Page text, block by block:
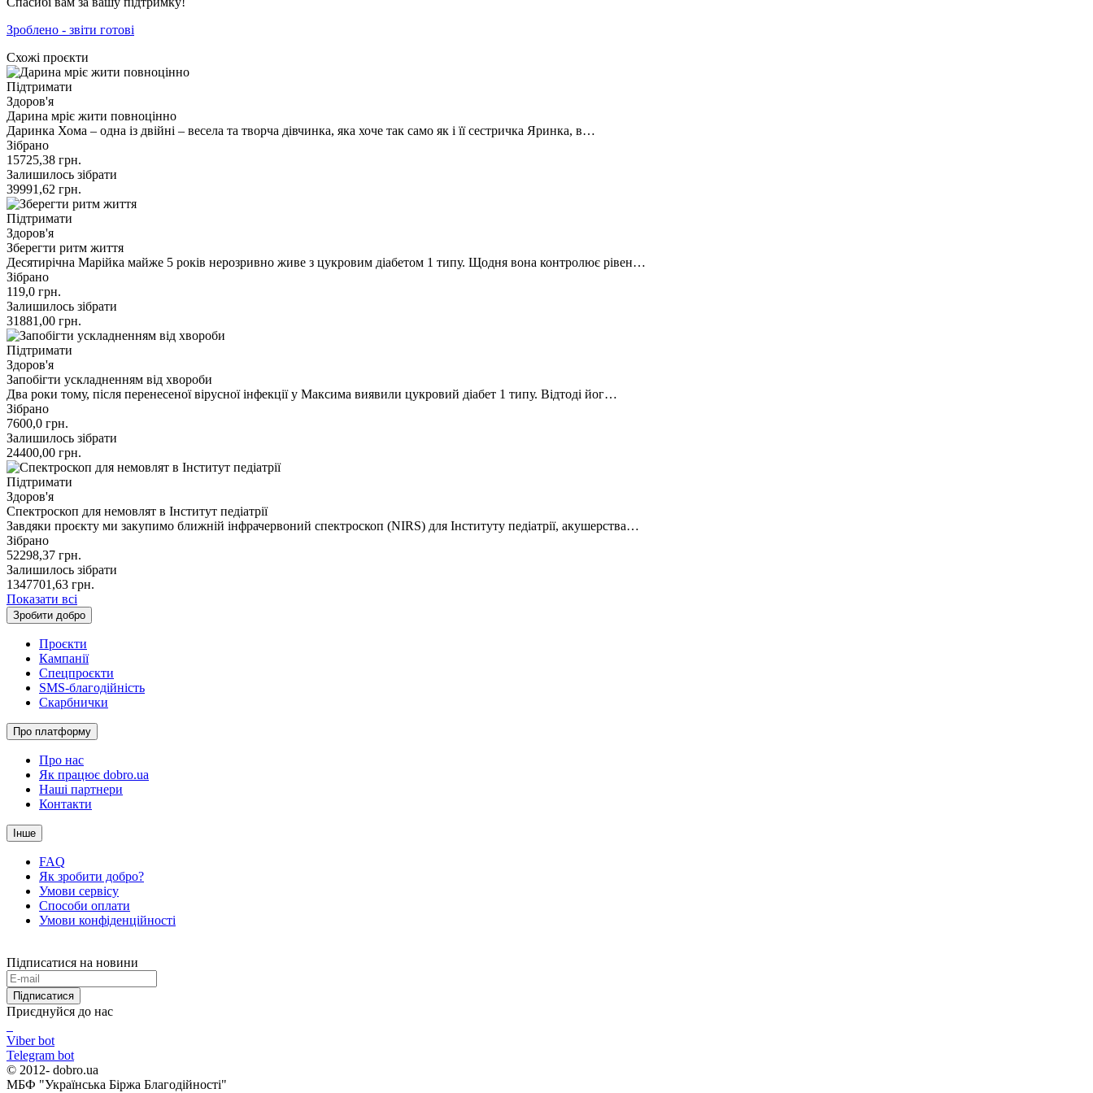
Зроблено - звіти готові
Схожі проєкти
Підтримати
Здоров'я
Дарина мріє жити повноцінно
Даринка Хома – одна із двійні – весела та творча дівчинка, яка хоче так само як і її сестричка Яринка, в…
Зібрано
15725,38 грн.
Залишилось зібрати
39991,62 грн.
Підтримати
Здоров'я
Зберегти ритм життя
Десятирічна Марійка майже 5 років нерозривно живе з цукровим діабетом 1 типу. Щодня вона контролює рівен…
Зібрано
119,0 грн.
Залишилось зібрати
31881,00 грн.
Підтримати
Здоров'я
Запобігти ускладненням від хвороби
Два роки тому, після перенесеної вірусної інфекції у Максима виявили цукровий діабет 1 типу. Відтоді йог…
Зібрано
7600,0 грн.
Залишилось зібрати
24400,00 грн.
Підтримати
Здоров'я
Спектроскоп для немовлят в Інститут педіатрії
Завдяки проєкту ми закупимо ближній інфрачервоний спектроскоп (NIRS) для Інституту педіатрії, акушерства…
Зібрано
52298,37 грн.
Залишилось зібрати
1347701,63 грн.
Показати всі
Зробити добро
Проєкти
Кампанії
Спецпроєкти
SMS-благодійність
Скарбнички
Про платформу
Про нас
Як працює dobro.ua
Наші партнери
Контакти
Інше
FAQ
Як зробити добро?
Умови сервісу
Способи оплати
Умови конфіденційності
Підписатися на новини
Підписатися
Приєднуйся до нас
Viber bot
Telegram bot
© 2012- dobro.ua
МБФ "Українська Біржа Благодійності"